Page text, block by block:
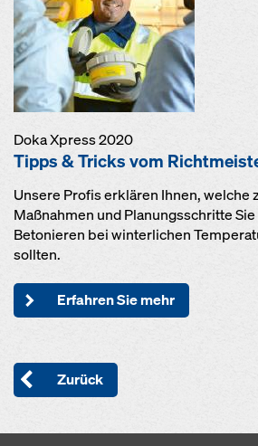
Doka Xpress 2020
Tipps & Tricks vom
Unsere Profis erklären Ihnen, welche
Maßnahmen und Planungsschritte
Betonieren bei winterlichen
sollten.
Erfahren Sie mehr
Zurück